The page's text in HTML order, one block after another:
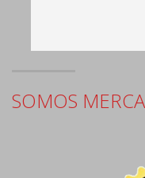
SOMOS